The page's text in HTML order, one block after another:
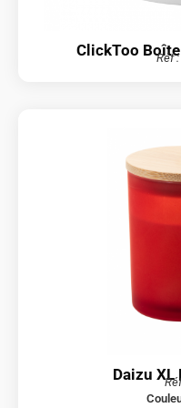
ClickToo Réf :
Daizu XL